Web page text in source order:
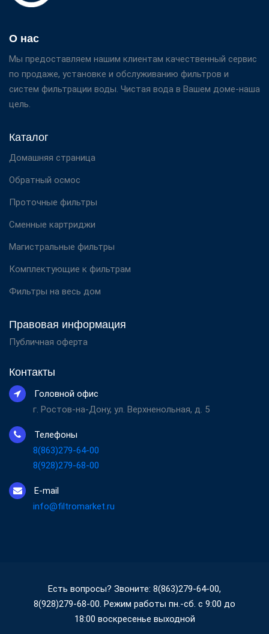
О нас
Мы предоставляем нашим клиентам качественный сервис
по продаже, установке и обслуживанию фильтров и
систем фильтрации воды. Чистая вода в Вашем доме-наша
цель.
Каталог
Домашняя страница
Обратный осмос
Проточные фильтры
Сменные картриджи
Магистральные фильтры
Комплектующие к фильтрам
Фильтры на весь дом
Правовая информация
Публичная оферта
Контакты
Головной офис
г. Ростов-на-Дону, ул. Верхненольная, д. 5
Телефоны
8(863)279-64-00
8(928)279-68-00
E-mail
info@filtromarket.ru
Есть вопросы? Звоните: 8(863)279-64-00,
8(928)279-68-00. Режим работы пн.-сб. с 9:00 до
18:00 воскресенье выходной